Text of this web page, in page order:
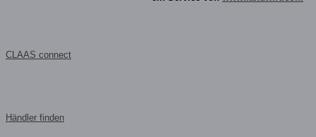
CLAAS connect
Händler finden